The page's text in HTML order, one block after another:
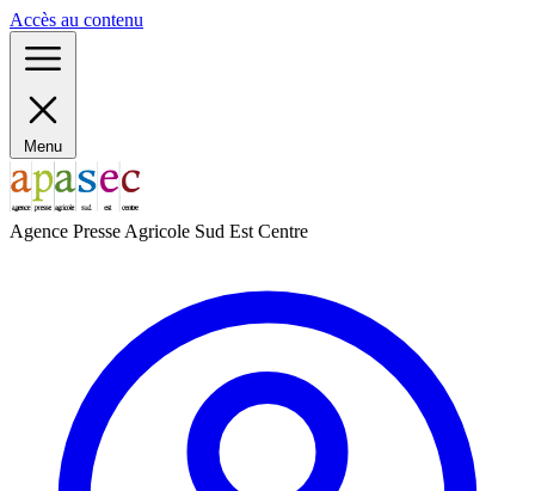
Accès au contenu
Menu
Agence Presse Agricole Sud Est Centre
Panneau de gestion des cookies